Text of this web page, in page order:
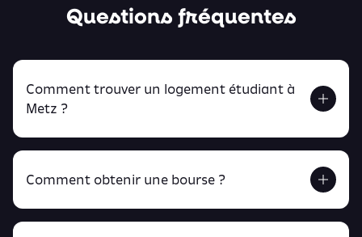
Questions fréquentes
Comment trouver un logement étudiant à
Metz ?
Retrouve tout ça en cliquant ici !
Comment obtenir une bourse ?